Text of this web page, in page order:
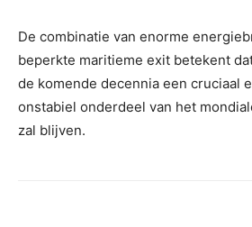
De combinatie van enorme
beperkte maritieme exit betekent
de komende decennia een cruciaal
onstabiel onderdeel van het
zal blijven.